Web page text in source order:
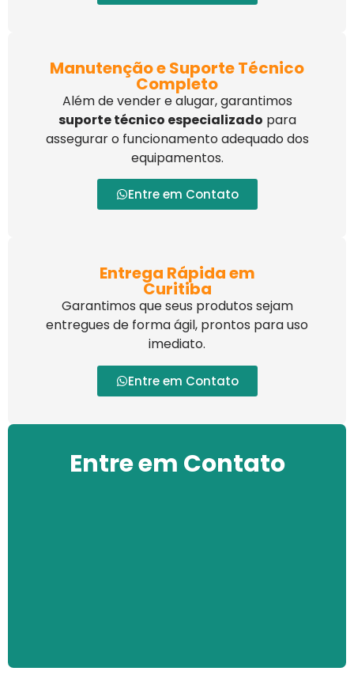
Manutenção e Suporte Técnico
Completo
Além de vender e alugar, garantimos
suporte técnico especializado para
assegurar o funcionamento adequado dos
equipamentos.
Entre em Contato
Entrega Rápida em
Curitiba
Garantimos que seus produtos sejam
entregues de forma ágil, prontos para uso
imediato.
Entre em Contato
Entre em Contato